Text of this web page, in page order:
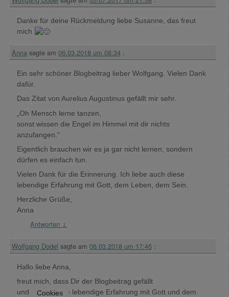
Danke für deine Rückmeldung liebe Susanne, das freut
mich
Anna sagte am 06.03.2018 um 08:34 :
Ein sehr schöner Blogbeitrag lieber Wolfgang. Vielen Dank
dafür.
Das Zitat von Aurelius Augustinus gefällt mir sehr.
„Oh Mensch lerne tanzen,
sonst wissen die Engel im Himmel mit dir nichts
anzufangen.“
Eigentlich brauchen wir es ja gar nicht lernen, sondern
dürfen es einfach tun.
Vielen Dank für die Erinnerung. Ich liebe auch diese
lebendige Erfahrung mit Gott, dem Leben, dem Sein.
Herzliche Grüße,
Anna
Antworten ↓
Wolfgang Dodel sagte am 06.03.2018 um 17:45 :
Hallo liebe Anna,
freut mich, dass Dir der Blogbeitrag gefällt
und Du auch die lebendige Erfahrung mit Gott und dem
Cookies